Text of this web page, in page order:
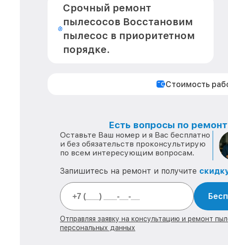
Срочный ремонт
пылесосов Восстановим
пылесос в приоритетном
порядке.
Стоимость
Есть вопросы по
Оставьте Ваш номер и я Вас бесплатно
и без обязательств проконсультирую
по всем интересующим вопросам.
Запишитесь на ремонт и получите
Отправляя заявку на консультацию и ремонт
персональных данных